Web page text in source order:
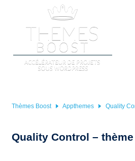
Thèmes Boost Appthemes Quality
Quality Control –